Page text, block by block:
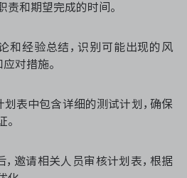
和期望完成的时间。
和经验总结，识别可能出现的风
对措施。
划表中包含详细的测试计划，确保
，邀请相关人员审核计划表，根据